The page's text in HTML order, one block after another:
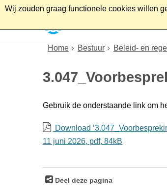
Wij zouden graag functionele cookies willen
Home Bestuur Beleid- en
Gebruik de onderstaande link om
Download
11 juni 2026, pdf, 84kB
Deel deze pagina